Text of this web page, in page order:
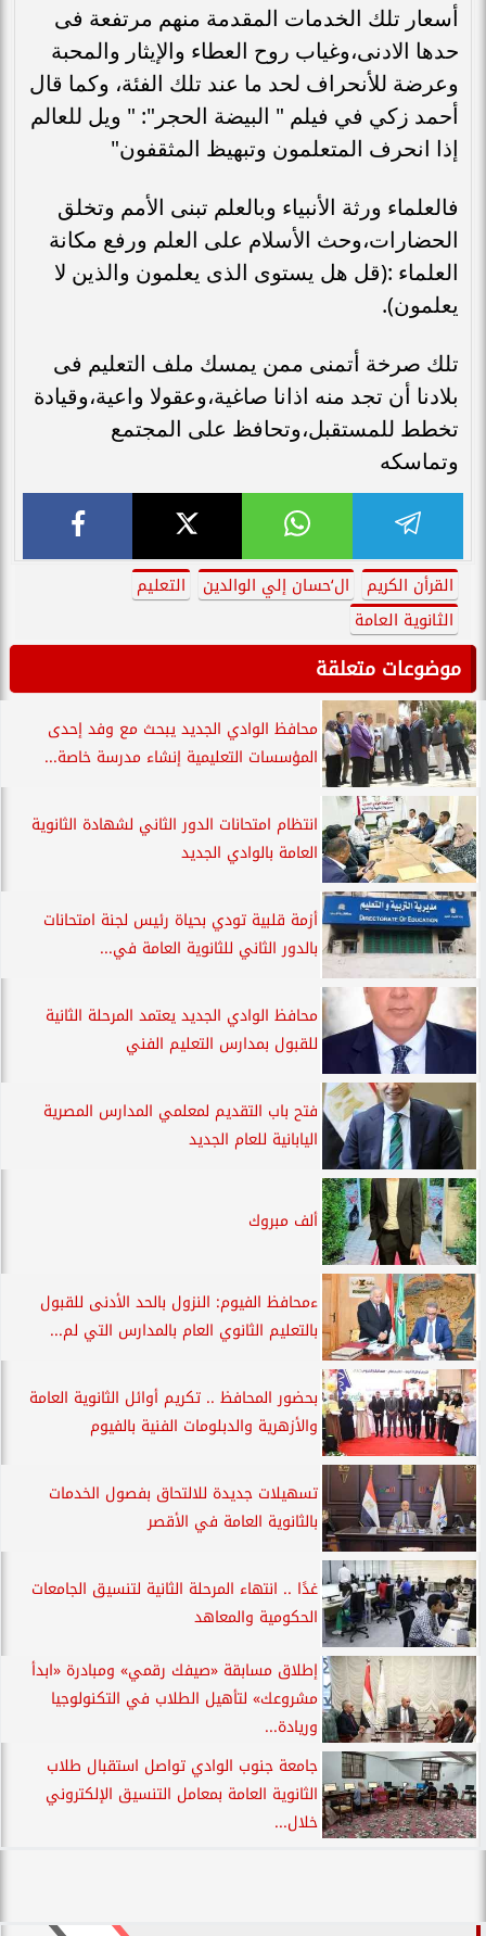
أسعار تلك الخدمات المقدمة منهم مرتفعة فى
حدها الادنى،وغياب روح العطاء والإيثار والمحبة
وعرضة للأنحراف لحد ما عند تلك الفئة، وكما قال
أحمد زكي في فيلم " البيضة الحجر": " ويل للعالم
إذا انحرف المتعلمون وتبهيظ المثقفون"
فالعلماء ورثة الأنبياء وبالعلم تبنى الأمم وتخلق
الحضارات،وحث الأسلام على العلم ورفع مكانة
العلماء :(قل هل يستوى الذى يعلمون والذين لا
يعلمون).
تلك صرخة أتمنى ممن يمسك ملف التعليم فى
بلادنا أن تجد منه اذانا صاغية،وعقولا واعية،وقيادة
تخطط للمستقبل،وتحافظ على المجتمع
وتماسكه
القرأن الكريم ال‘حسان إلي الوالدين
التعليم
الثانوية العامة
موضوعات متعلقة
محافظ الوادي الجديد يبحث مع وفد إحدى
المؤسسات التعليمية إنشاء مدرسة خاصة...
انتظام امتحانات الدور الثاني لشهادة الثانوية
العامة بالوادي الجديد
أزمة قلبية تودي بحياة رئيس لجنة امتحانات
بالدور الثاني للثانوية العامة في...
محافظ الوادي الجديد يعتمد المرحلة الثانية
للقبول بمدارس التعليم الفني
فتح باب التقديم لمعلمي المدارس المصرية
اليابانية للعام الجديد
ألف مبروك
ءمحافظ الفيوم: النزول بالحد الأدنى للقبول
بالتعليم الثانوي العام بالمدارس التي لم...
بحضور المحافظ .. تكريم أوائل الثانوية العامة
والأزهرية والدبلومات الفنية بالفيوم
تسهيلات جديدة للالتحاق بفصول الخدمات
بالثانوية العامة في الأقصر
غدًا .. انتهاء المرحلة الثانية لتنسيق الجامعات
الحكومية والمعاهد
إطلاق مسابقة «صيفك رقمي» ومبادرة «ابدأ
مشروعك» لتأهيل الطلاب في التكنولوجيا
وريادة...
جامعة جنوب الوادي تواصل استقبال طلاب
الثانوية العامة بمعامل التنسيق الإلكتروني
خلال...